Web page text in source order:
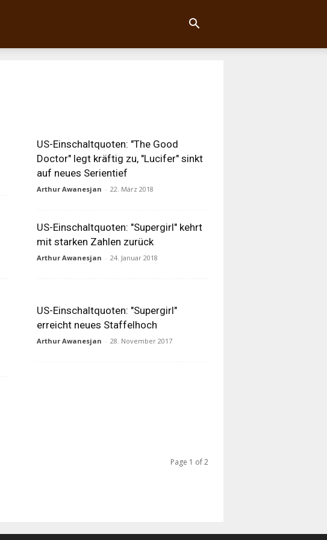
US-Einschaltquoten: "The Good
Doctor" legt kräftig zu, "Lucifer" sinkt
auf neues Serientief
Arthur Awanesjan - 22. März 2018
US-Einschaltquoten: "Supergirl" kehrt
mit starken Zahlen zurück
Arthur Awanesjan - 24. Januar 2018
US-Einschaltquoten: "Supergirl"
erreicht neues Staffelhoch
Arthur Awanesjan - 28. November 2017
Page 1 of 2